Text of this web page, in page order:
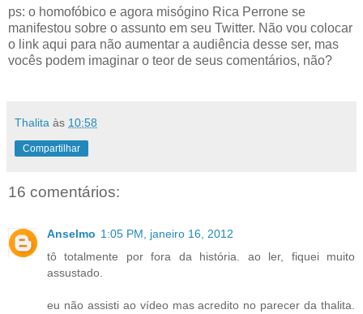
ps: o homofóbico e agora misógino Rica Perrone se
manifestou sobre o assunto em seu Twitter. Não vou colocar
o link aqui para não aumentar a audiência desse ser, mas
vocês podem imaginar o teor de seus comentários, não?
Thalita às 10:58
Compartilhar
16 comentários:
Anselmo 1:05 PM, janeiro 16, 2012
tô totalmente por fora da história. ao ler, fiquei muito
assustado.
eu não assisti ao vídeo mas acredito no parecer da thalita.